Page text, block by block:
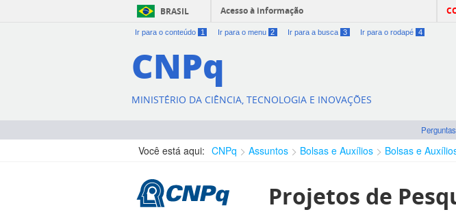
BRASIL Acesso à informação
Ir para o conteúdo 1 Ir para o menu 2 Ir para a busca 3 Ir para o rodapé 4
CNPq
MINISTÉRIO DA CIÊNCIA, TECNOLOGIA E INOVAÇÕES
Você está aqui: CNPq Assuntos Bolsas e Auxílios Bolsas e
Projetos de